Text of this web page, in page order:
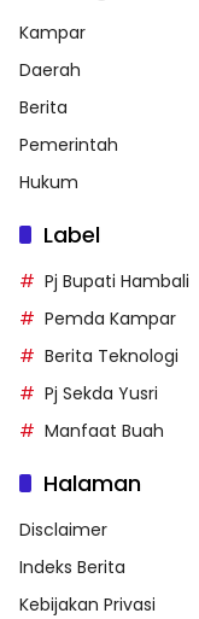
Kampar
Daerah
Berita
Pemerintah
Hukum
Label
Pj Bupati Hambali
Pemda Kampar
Berita Teknologi
Pj Sekda Yusri
Manfaat Buah
Halaman
Disclaimer
Indeks Berita
Kebijakan Privasi